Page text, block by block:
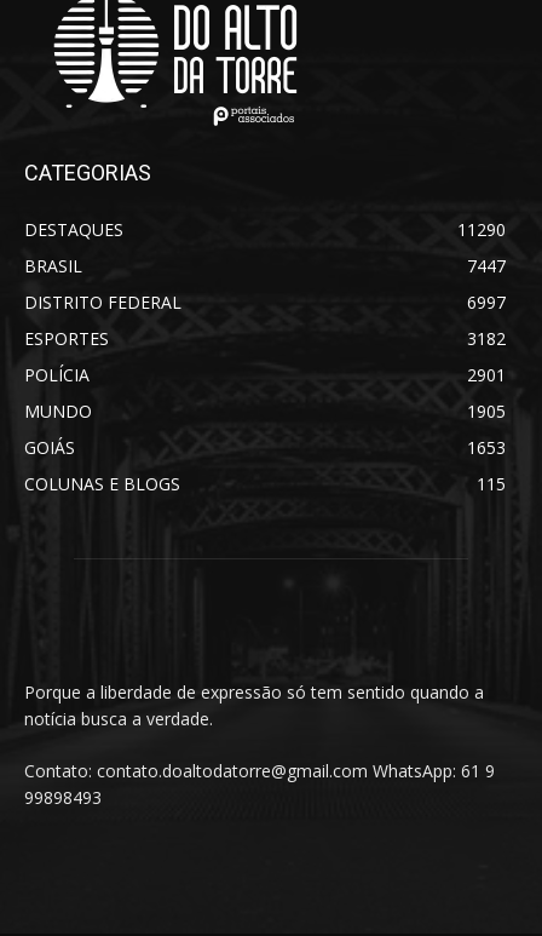
CATEGORIAS
DESTAQUES
11290
BRASIL
7447
DISTRITO FEDERAL
6997
ESPORTES
3182
POLÍCIA
2901
MUNDO
1905
GOIÁS
1653
COLUNAS E BLOGS
115
Porque a liberdade de expressão só tem sentido quando a
notícia busca a verdade.
Contato: contato.doaltodatorre@gmail.com WhatsApp: 61 9
99898493